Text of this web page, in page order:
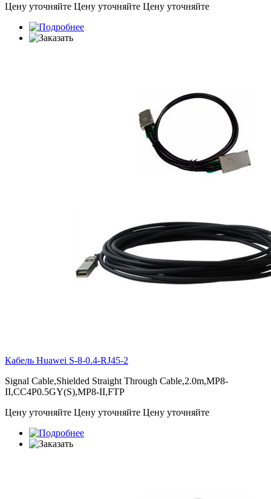
Цену уточняйте Цену уточняйте Цену уточняйте
Кабель Huawei S-8-0.4-RJ45-2
Signal Cable,Shielded Straight Through Cable,2.0m,MP8-
II,CC4P0.5GY(S),MP8-II,FTP
Цену уточняйте Цену уточняйте Цену уточняйте